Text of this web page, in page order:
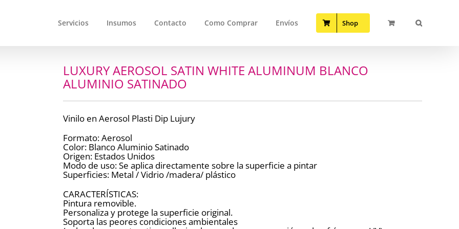
Servicios Insumos Contacto Como Comprar Envíos Shop
LUXURY AEROSOL SATIN WHITE ALUMINUM BLANCO
ALUMINIO SATINADO
Vinilo en Aerosol Plasti Dip Lujury
Formato: Aerosol
Color: Blanco Aluminio Satinado
Origen: Estados Unidos
Modo de uso: Se aplica directamente sobre la superficie a pintar
Superficies: Metal / Vidrio /madera/ plástico
CARACTERÍSTICAS:
Pintura removible.
Personaliza y protege la superficie original.
Soporta las peores condiciones ambientales